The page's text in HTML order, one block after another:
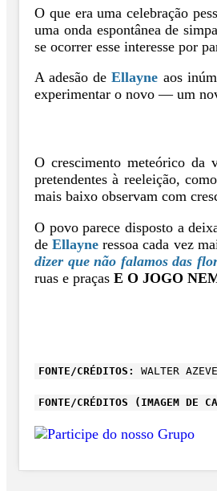
O que era uma celebração
uma onda espontânea de
se ocorrer esse interesse por
A adesão deEllayne aos
experimentar o novo — um
O crescimento meteórico da
pretendentes à reeleição, como
mais baixo observam com
O povo parece disposto a
deEllayne ressoa cada vez
dizer que não falamos das
ruas e praças E O JOGO
FONTE/CRÉDITOS: WALTER
FONTE/CRÉDITOS (IMAGEM DE